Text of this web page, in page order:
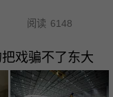
阅读 6148
戏骗不了东大